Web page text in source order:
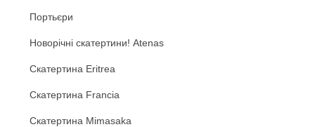
Портьєри
Новорічні скатертини! Atenas
Скатертина Eritrea
Скатертина Francia
Скатертина Mimasaka